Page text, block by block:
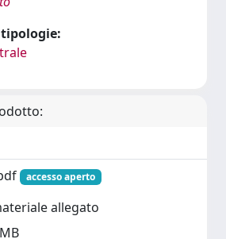
accesso aperto
allegato